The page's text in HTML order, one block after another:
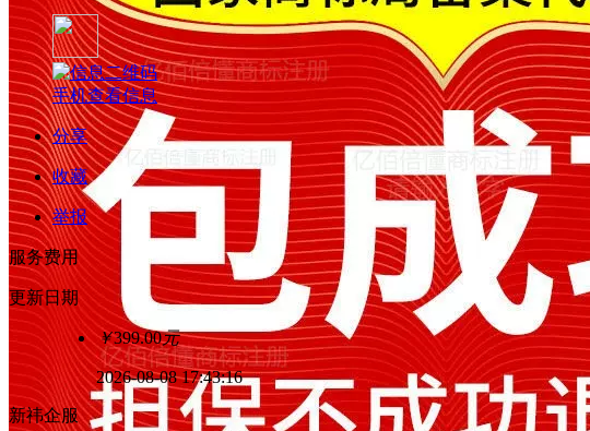
手机查看信息
分享
收藏
举报
服务费用
更新日期
￥399.00元
2026-08-08 17:43:16
新祎企服